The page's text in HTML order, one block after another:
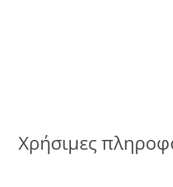
Χρήσιμες